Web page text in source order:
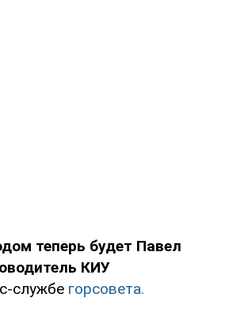
теперь будет Павел
КИУ
службе горсовета.